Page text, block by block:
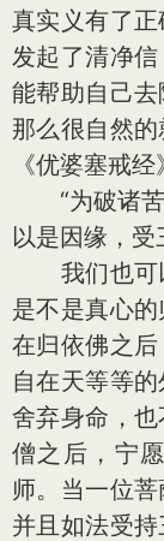
真实义有了
发起了清净
能帮助自己去
那么很自然
《优婆塞戒经
“为破诸苦
以是因缘，受
我们也可
是不是真心
在归依佛之
自在天等等
舍弃身命，
僧之后，宁
师。当一位
并且如法受